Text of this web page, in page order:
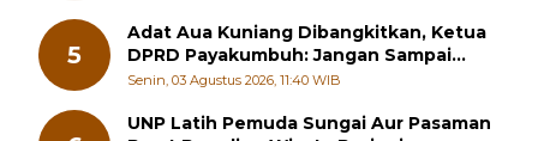
5
Adat Aua Kuniang Dibangkitkan, Ketua
DPRD Payakumbuh: Jangan Sampai
Generasi Muda Hilang Jati Diri
Senin, 03 Agustus 2026, 11:40 WIB
UNP Latih Pemuda Sungai Aur Pasaman